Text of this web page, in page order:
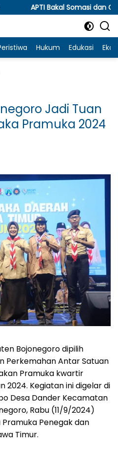
Somasi dan Gugat KPPU,
Hukum Edukasi
Jadi Tuan
Pramuka 2024
Bojonegoro dipilih
Perkemahan Antar Satuan
Pramuka kwartir
2024. Kegiatan ini digelar di
Desa Dander Kecamatan
Rabu (11/9/2024)
Penegak dan
Timur.